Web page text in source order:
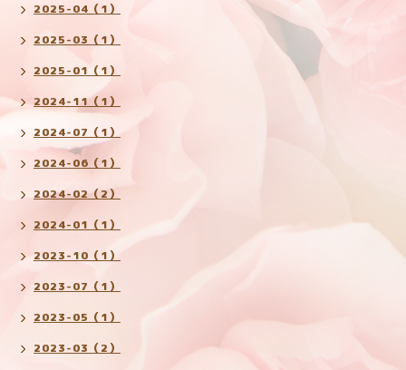
2025-04（1）
2025-03（1）
2025-01（1）
2024-11（1）
2024-07（1）
2024-06（1）
2024-02（2）
2024-01（1）
2023-10（1）
2023-07（1）
2023-05（1）
2023-03（2）